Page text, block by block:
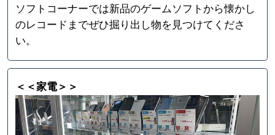
ソフトコーナーでは新品のゲームソフトから懐かし
のレコードまでぜひ掘り出し物を見つけてくださ
い。
＜＜家電＞＞